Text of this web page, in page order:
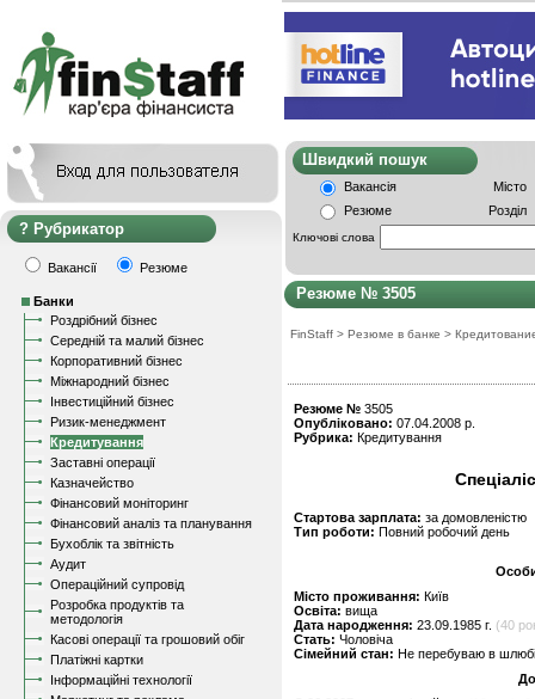
Рубрикатор
Вакансії Резюме
Банки
Роздрібний бізнес
Середній та малий бізнес
Корпоративний бізнес
Міжнародний бізнес
Інвестиційний бізнес
Ризик-менеджмент
Кредитування
Заставні операції
Казначейство
Фінансовий моніторинг
Фінансовий аналіз та планування
Бухоблік та звітність
Аудит
Операційний супровід
Розробка продуктів та
методологія
Касові операції та грошовий обіг
Платіжні картки
Інформаційні технології
Швидкий
Вакансія
Місто
Резюме
Розділ
Ключові слова
Резюме № 3505
FinStaff > Резюме в банке >
Резюме № 3505
Опубліковано: 07.04.2008 р.
Рубрика: Кредитування
Стартова зарплата: за домовленістю
Тип роботи: Повний робочий день
Місто проживання: Київ
Освіта: вища
Дата народження: 23.09.1985 г. (40
Стать: Чоловіча
Сімейний стан: Не перебуваю в